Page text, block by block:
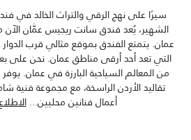
سيرًا على نهج الرقي والتراث الخالد في
الشهير، يُعد فندق سانت ريجيس عمَّان
عمان. يتمتع الفندق بموقع مثالي قرب
التي تعد أحد أرقى مناطق عمان. نحن على
من المعالم السياحية البارزة في عمان.
تقاليد الأردن الراسخة، مع مجموعة فنية
أعمال فنانين محليين...